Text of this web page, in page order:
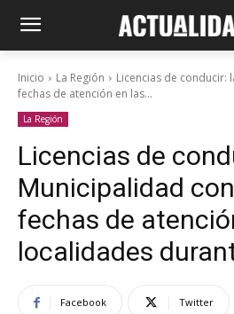
Inicio La Región
Licencias de conducir:
fechas de atención en las...
La Región
Licencias de
Municipalidad
fechas de
localidades
Facebook Twitter